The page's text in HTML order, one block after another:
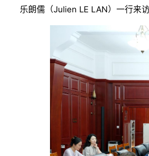
乐朗儒（Julien LE LAN）一行来